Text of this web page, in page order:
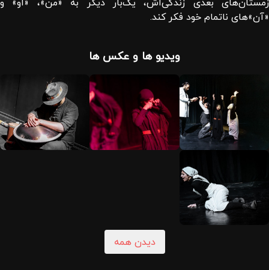
«آن»های ناتمام خود فکر کند.
ویدیو ها و عکس ها
دیدن همه